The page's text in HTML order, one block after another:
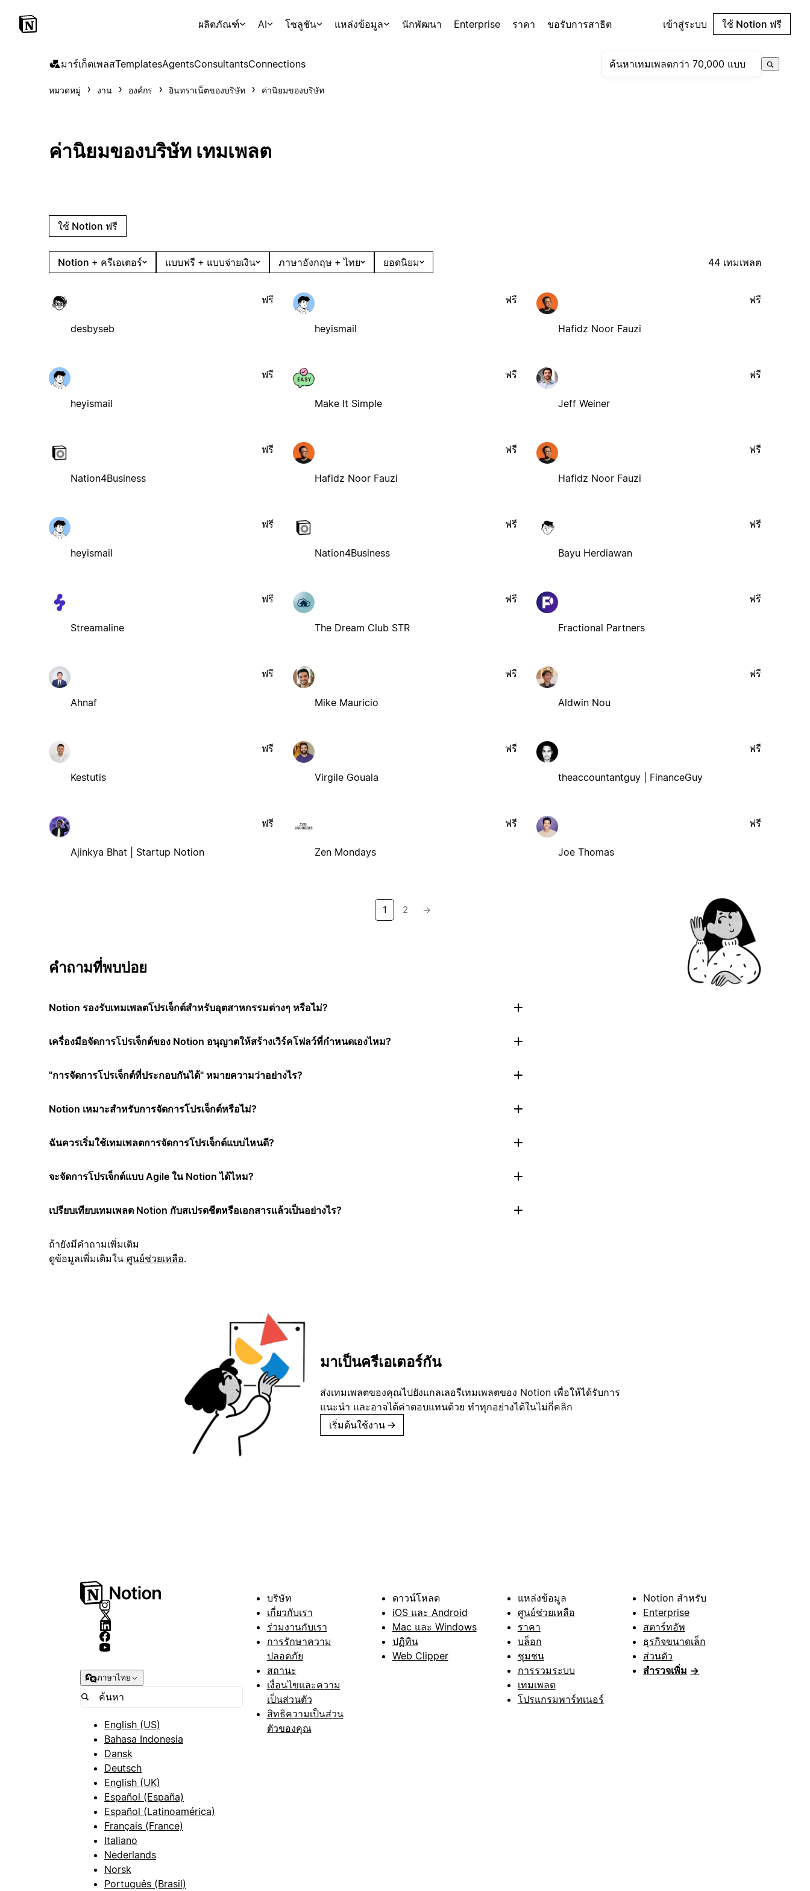
ผลิตภัณฑ์ AI โซลูชัน แหล่งข้อมูล นักพัฒนา Enterprise ราคา ขอรับการสาธิต เข้าสู่ระบบ ใช้ Notion ฟรี
มาร์เก็ตเพลสTemplatesAgentsConsultantsConnections
หมวดหมู่ งาน องค์กร อินทราเน็ตของบริษัท ค่านิยมของบริษัท
ค่านิยมของบริษัท เทมเพลต
ใช้ Notion ฟรี
Notion + ครีเอเตอร์ แบบฟรี + แบบจ่ายเงิน ภาษาอังกฤษ + ไทย ยอดนิยม 44 เทมเพลต
desbyseb
ฟรี
heyismail
ฟรี
Hafidz Noor Fauzi
ฟรี
heyismail
ฟรี
Make It Simple
ฟรี
Jeff Weiner
ฟรี
Nation4Business
ฟรี
Hafidz Noor Fauzi
ฟรี
Hafidz Noor Fauzi
ฟรี
heyismail
ฟรี
Nation4Business
ฟรี
Bayu Herdiawan
ฟรี
Streamaline
ฟรี
The Dream Club STR
ฟรี
Fractional Partners
ฟรี
Ahnaf
ฟรี
Mike Mauricio
ฟรี
Aldwin Nou
ฟรี
Kestutis
ฟรี
Virgile Gouala
ฟรี
theaccountantguy | FinanceGuy
ฟรี
Ajinkya Bhat | Startup Notion
ฟรี
Zen Mondays
ฟรี
Joe Thomas
ฟรี
1 2 →
คำถามที่พบบ่อย
Notion รองรับเทมเพลตโปรเจ็กต์สำหรับอุตสาหกรรมต่างๆ หรือไม่?
เครื่องมือจัดการโปรเจ็กต์ของ Notion อนุญาตให้สร้างเวิร์คโฟลว์ที่กำหนดเองไหม?
"การจัดการโปรเจ็กต์ที่ประกอบกันได้" หมายความว่าอย่างไร?
Notion เหมาะสำหรับการจัดการโปรเจ็กต์หรือไม่?
ฉันควรเริ่มใช้เทมเพลตการจัดการโปรเจ็กต์แบบไหนดี?
จะจัดการโปรเจ็กต์แบบ Agile ใน Notion ได้ไหม?
เปรียบเทียบเทมเพลต Notion กับสเปรดชีตหรือเอกสารแล้วเป็นอย่างไร?
ถ้ายังมีคำถามเพิ่มเติม
ดูข้อมูลเพิ่มเติมใน ศูนย์ช่วยเหลือ.
มาเป็นครีเอเตอร์กัน
ส่งเทมเพลตของคุณไปยังแกลเลอรีเทมเพลตของ Notion เพื่อให้ได้รับการ
แนะนำ และอาจได้ค่าตอบแทนด้วย ทำทุกอย่างได้ในไม่กี่คลิก
เริ่มต้นใช้งาน →
ภาษาไทย
English (US)
Bahasa Indonesia
Dansk
Deutsch
English (UK)
Español (España)
Español (Latinoamérica)
Français (France)
Italiano
Nederlands
Norsk
Português (Brasil)
บริษัท
เกี่ยวกับเรา
ร่วมงานกับเรา
การรักษาความ
ปลอดภัย
สถานะ
เงื่อนไขและความ
เป็นส่วนตัว
สิทธิความเป็นส่วน
ตัวของคุณ
ดาวน์โหลด
iOS และ Android
Mac และ Windows
ปฏิทิน
Web Clipper
แหล่งข้อมูล
ศูนย์ช่วยเหลือ
ราคา
บล็อก
ชุมชน
การรวมระบบ
เทมเพลต
โปรแกรมพาร์ทเนอร์
Notion สำหรับ
Enterprise
สตาร์ทอัพ
ธุรกิจขนาดเล็ก
ส่วนตัว
สำรวจเพิ่ม →